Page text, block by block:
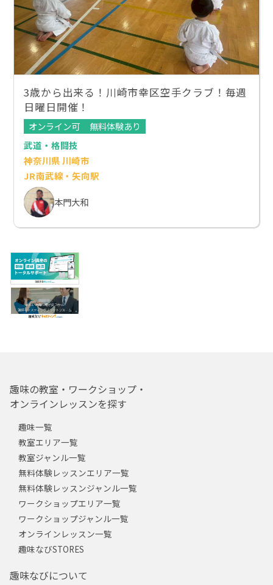
3歳から出来る！川崎市幸区空手クラブ！毎週
日曜日開催！
オンライン可
無料体験あり
武道・格闘技
神奈川県 川崎市
JR南武線・矢向駅
本門大和
趣味の教室・ワークショップ・
オンラインレッスンを探す
趣味一覧
教室エリア一覧
教室ジャンル一覧
無料体験レッスンエリア一覧
無料体験レッスンジャンル一覧
ワークショップエリア一覧
ワークショップジャンル一覧
オンラインレッスン一覧
趣味なびSTORES
趣味なびについて